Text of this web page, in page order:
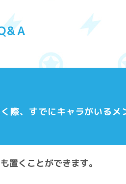
際、すでにキャラがいるメ
置くことができます。